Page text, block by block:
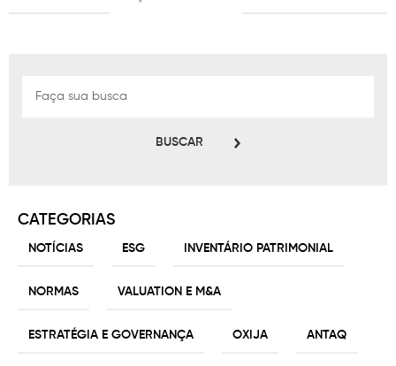
BUSCAR
CATEGORIAS
NOTÍCIAS ESG INVENTÁRIO PATRIMONIAL
NORMAS VALUATION E M&A
ESTRATÉGIA E GOVERNANÇA OXIJA ANTAQ